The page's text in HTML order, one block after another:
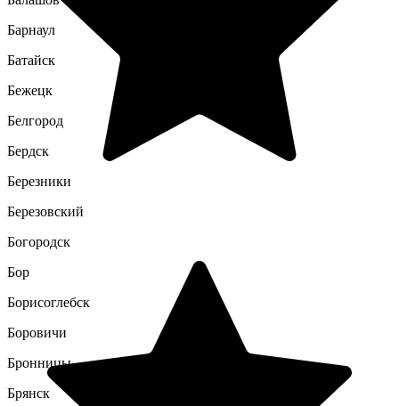
Барнаул
Батайск
Бежецк
Белгород
Бердск
Березники
Березовский
Богородск
Бор
Борисоглебск
Боровичи
Бронницы
Брянск